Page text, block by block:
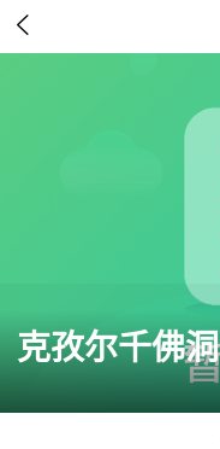

克孜尔千佛洞